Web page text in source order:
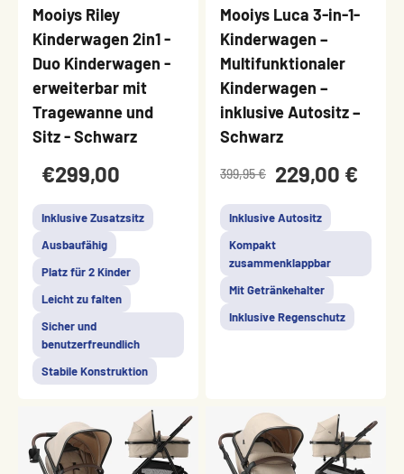
Mooiys Riley
Kinderwagen 2in1 -
Duo Kinderwagen -
erweiterbar mit
Tragewanne und
Sitz - Schwarz
€299,00
Inklusive Zusatzsitz
Ausbaufähig
Platz für 2 Kinder
Leicht zu falten
Sicher und
benutzerfreundlich
Stabile Konstruktion
Mooiys Luca 3-in-1-
Kinderwagen –
Multifunktionaler
Kinderwagen –
inklusive Autositz –
Schwarz
399,95 € 229,00 €
Inklusive Autositz
Kompakt
zusammenklappbar
Mit Getränkehalter
Inklusive Regenschutz